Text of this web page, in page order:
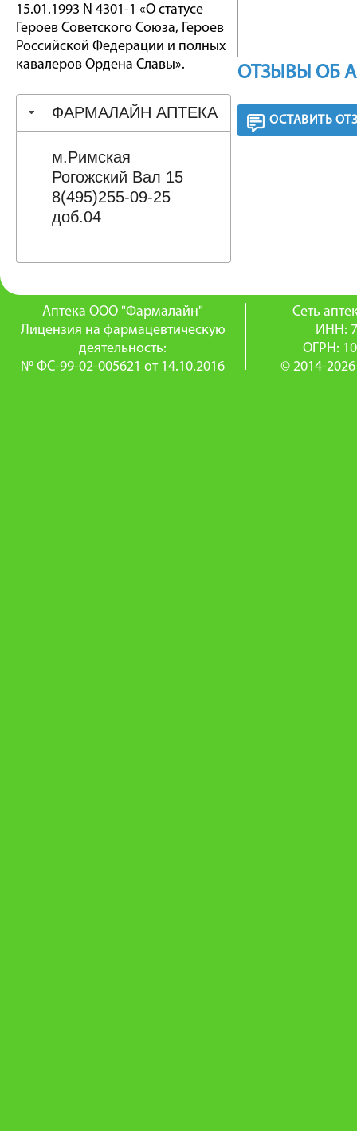
15.01.1993 N 4301-1 «О статусе
Героев Советского Союза, Героев
Российской Федерации и полных
кавалеров Ордена Славы».
ФАРМАЛАЙН АПТЕКА
м.Римская
Рогожский Вал 15
8(495)255-09-25
доб.04
ОТЗЫВЫ ОБ
ОСТАВИТЬ
Аптека ООО "Фармалайн"
Лицензия на фармацевтическую
деятельность:
№ ФС-99-02-005621 от 14.10.2016
Сеть
ИНН:
ОГРН:
© 2014-